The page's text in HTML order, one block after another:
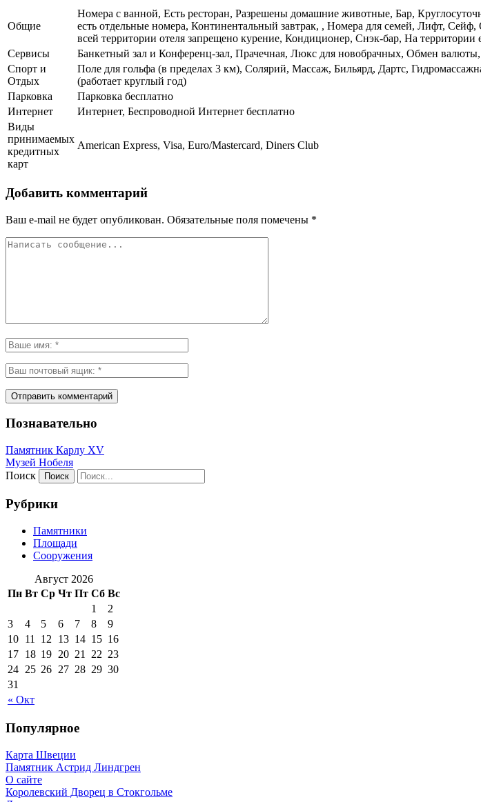
Общие
Номера с ванной, Есть ресторан, Разрешены домашние животные, Бар,
есть отдельные номера, Континентальный завтрак, , Номера для семей, Лифт,
всей территории отеля запрещено курение, Кондиционер, Снэк-бар, На
Сервисы
Банкетный зал и Конференц-зал, Прачечная, Люкс для новобрачных, Обмен
Спорт и
Отдых
Поле для гольфа (в пределах 3 км), Солярий, Массаж, Бильярд, Дартс,
(работает круглый год)
Парковка
Парковка бесплатно
Интернет
Интернет, Беспроводной Интернет бесплатно
Виды
принимаемых
кредитных
карт
American Express, Visa, Euro/Mastercard, Diners Club
Добавить комментарий
Ваш e-mail не будет опубликован. Обязательные поля помечены *
Познавательно
Памятник Карлу XV
Музей Нобеля
Поиск
Рубрики
Памятники
Площади
Сооружения
Август 2026
Пн Вт Ср Чт Пт Сб Вс
« Окт
1
2
3
4 5 6 7 8
9
10 11 12 13 14 15 16
17 18 19 20 21 22 23
24 25 26 27 28 29 30
31
Популярное
Карта Швеции
Памятник Астрид Линдгрен
О сайте
Королевский Дворец в Стокгольме